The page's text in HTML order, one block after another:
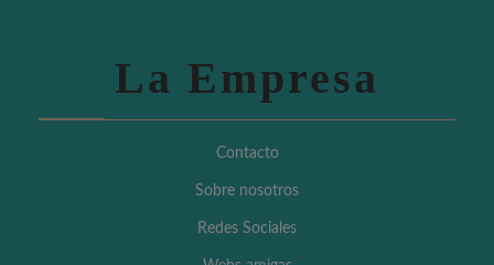
La Empresa
Contacto
Sobre nosotros
Redes Sociales